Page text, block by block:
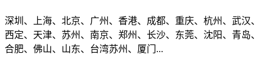
深圳、上海、北京、广州、香港、成都、重庆、杭州、武汉、
西定、天津、苏州、南京、郑州、长沙、东莞、沈阳、青岛、
合肥、佛山、山东、台湾苏州、厦门...